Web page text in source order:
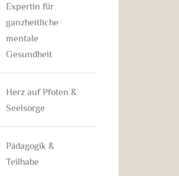
Expertin für
ganzheitliche
mentale
Gesundheit
Herz auf Pfoten &
Seelsorge
Pädagogik &
Teilhabe